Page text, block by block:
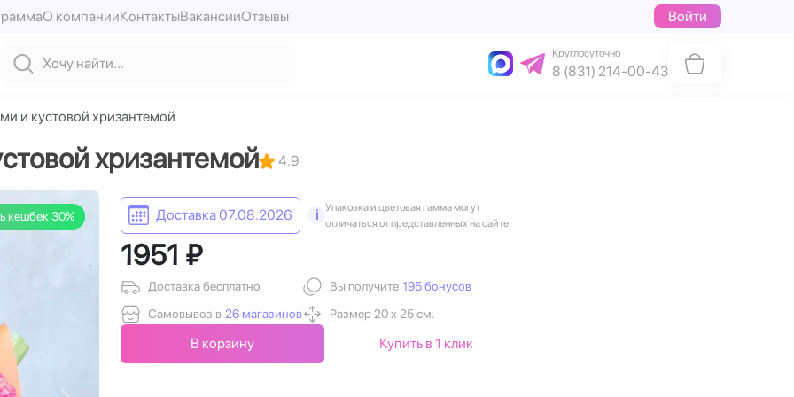
О компанииКонтактыВакансииОтзывы Войти
Круглосуточно
8 (831) 214-00-43
и кустовой хризантемой
хризантемой 4.9
кешбек 30% Доставка 07.08.2026 i
Упаковка и цветовая гамма могут
отличаться от представленных на сайте.
1951 ₽
Доставка бесплатно
Самовывоз в 26 магазинов
Вы получите 195 бонусов
Размер 20 х 25 см.
В корзину Купить в 1 клик